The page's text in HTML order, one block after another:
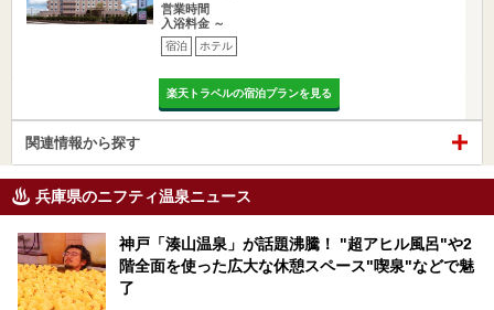
営業時間
入浴料金 ～
宿泊 ホテル
楽天トラベルの宿泊プランを見る
関連情報から探す
兵庫県のニフティ温泉ニュース
神戸「湊山温泉」が話題沸騰！ "超アヒル風呂"や2
階全面を使った広大な休憩スペース"喫泉"などで魅
了